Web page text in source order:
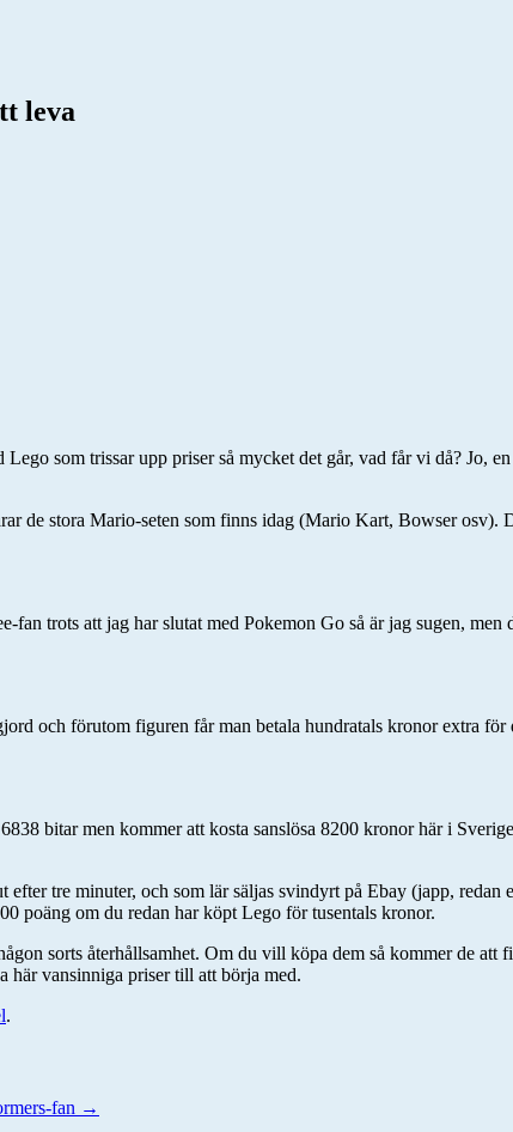
leva
som trissar upp priser så mycket det går, vad får vi då? Jo,
de stora Mario-seten som finns idag (Mario Kart, Bowser osv).
trots att jag har slutat med Pokemon Go så är jag sugen,
och förutom figuren får man betala hundratals kronor extra
bitar men kommer att kosta sanslösa 8200 kronor här i
tre minuter, och som lär säljas svindyrt på Ebay (japp,
poäng om du redan har köpt Lego för tusentals kronor.
sorts återhållsamhet. Om du vill köpa dem så kommer de
här vansinniga priser till att börja med.
.
fan →